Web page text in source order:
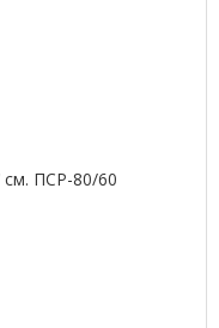
см. ПСР-80/60